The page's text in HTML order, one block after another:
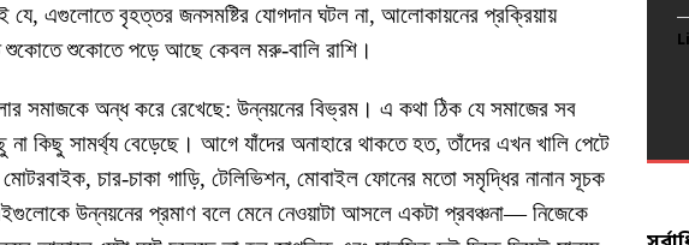
এগুলোতে বৃহত্তর জনসমষ্টির যোগদান ঘটল না, আলোকায়নের প্রক্রিয়ায়
শুকোতে পড়ে আছে কেবল মরু-বালি রাশি।
সমাজকে অন্ধ করে রেখেছে: উন্নয়নের বিভ্রম। এ কথা ঠিক যে সমাজের সব
কিছু সামর্থ্য বেড়েছে। আগে যাঁদের অনাহারে থাকতে হত, তাঁদের এখন খালি পেটে
চার-চাকা গাড়ি, টেলিভিশন, মোবাইল ফোনের মতো সমৃদ্ধির নানান সূচক
উন্নয়নের প্রমাণ বলে মেনে নেওয়াটা আসলে একটা প্রবঞ্চনা— নিজেকে